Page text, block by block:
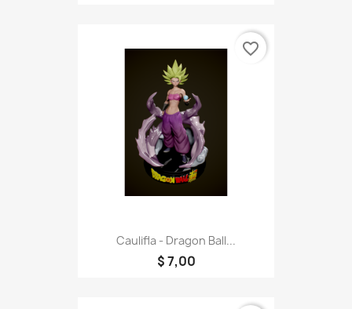
Caulifla - Dragon Ball...
$ 7,00
favorite_border